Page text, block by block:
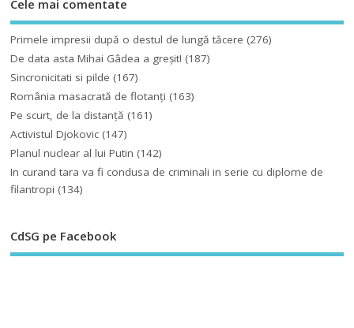
Cele mai comentate
Primele impresii după o destul de lungă tăcere (276)
De data asta Mihai Gâdea a greşit! (187)
Sincronicitati si pilde (167)
România masacrată de flotanţi (163)
Pe scurt, de la distanță (161)
Activistul Djokovic (147)
Planul nuclear al lui Putin (142)
In curand tara va fi condusa de criminali in serie cu diplome de
filantropi (134)
CdSG pe Facebook